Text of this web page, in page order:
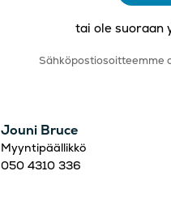
tai ole suoraan
Sähköpostiosoitteemme
Jouni Bruce
Myyntipäällikkö
050 4310 336